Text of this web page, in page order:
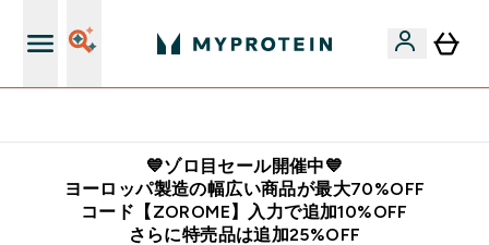
💙ゾロ目セール開催中💙
ヨーロッパ製造の幅広い商品が最大70%OFF
コード【ZOROME】入力で追加10%OFF
さらに特売品は追加25%OFF